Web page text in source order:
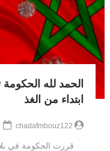
الحمد لله الحكومة
ابتداء من الغذ
chadafmbouz122
قررت الحكومة في بلاغ